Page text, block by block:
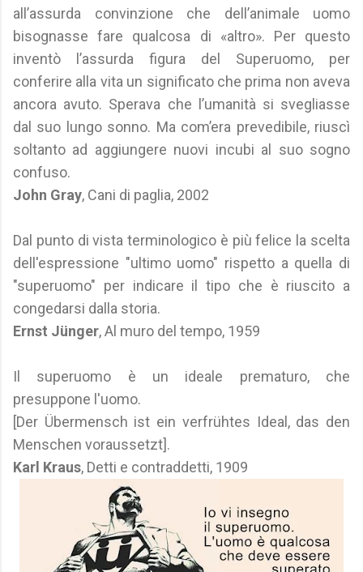
all’assurda convinzione che dell’animale uomo
bisognasse fare qualcosa di «altro». Per questo
inventò l’assurda figura del Superuomo, per
conferire alla vita un significato che prima non aveva
ancora avuto. Sperava che l’umanità si svegliasse
dal suo lungo sonno. Ma com’era prevedibile, riuscì
soltanto ad aggiungere nuovi incubi al suo sogno
confuso.
John Gray, Cani di paglia, 2002
Dal punto di vista terminologico è più felice la scelta
dell'espressione "ultimo uomo" rispetto a quella di
"superuomo" per indicare il tipo che è riuscito a
congedarsi dalla storia.
Ernst Jünger, Al muro del tempo, 1959
Il superuomo è un ideale prematuro, che
presuppone l'uomo.
[Der Übermensch ist ein verfrühtes Ideal, das den
Menschen voraussetzt].
Karl Kraus, Detti e contraddetti, 1909